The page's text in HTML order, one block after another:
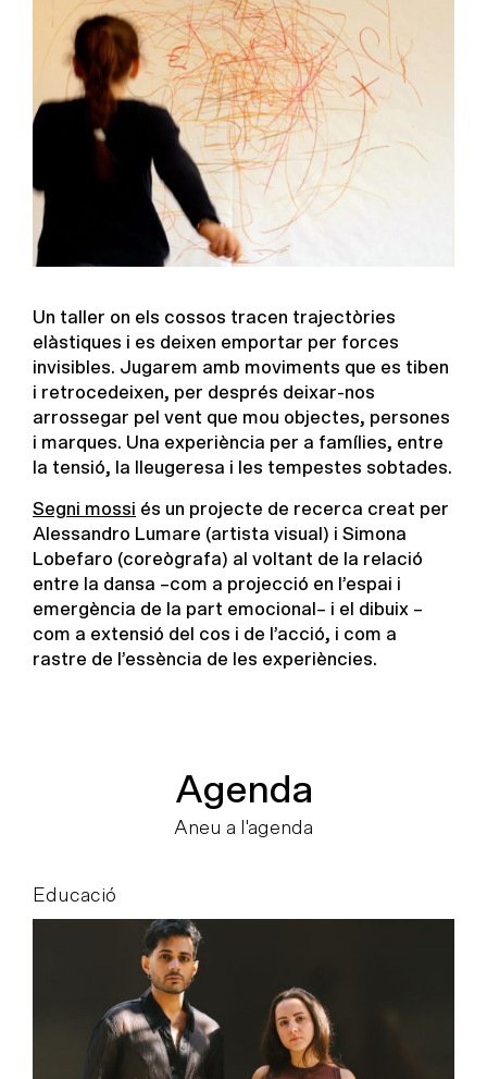
Un taller on els cossos tracen trajectòries
elàstiques i es deixen emportar per forces
invisibles. Jugarem amb moviments que es tiben
i retrocedeixen, per després deixar-nos
arrossegar pel vent que mou objectes, persones
i marques. Una experiència per a famílies, entre
la tensió, la lleugeresa i les tempestes sobtades.
Segni mossi és un projecte de recerca creat per
Alessandro Lumare (artista visual) i Simona
Lobefaro (coreògrafa) al voltant de la relació
entre la dansa –com a projecció en l’espai i
emergència de la part emocional– i el dibuix –
com a extensió del cos i de l’acció, i com a
rastre de l’essència de les experiències.
Agenda
Aneu a l'agenda
Educació